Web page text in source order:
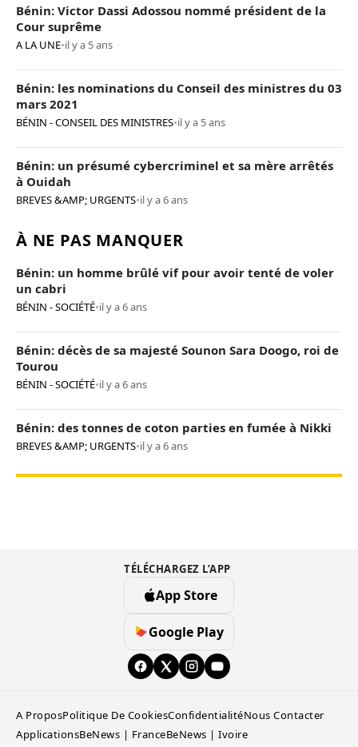
Bénin: Victor Dassi Adossou nommé président de la
Cour suprême
A LA UNE•il y a 5 ans
Bénin: les nominations du Conseil des ministres du 03
mars 2021
BÉNIN - CONSEIL DES MINISTRES•il y a 5 ans
Bénin: un présumé cybercriminel et sa mère arrêtés
à Ouidah
BREVES &AMP; URGENTS•il y a 6 ans
À NE PAS MANQUER
Bénin: un homme brûlé vif pour avoir tenté de voler
un cabri
BÉNIN - SOCIÉTÉ•il y a 6 ans
Bénin: décès de sa majesté Sounon Sara Doogo, roi de
Tourou
BÉNIN - SOCIÉTÉ•il y a 6 ans
Bénin: des tonnes de coton parties en fumée à Nikki
BREVES &AMP; URGENTS•il y a 6 ans
TÉLÉCHARGEZ L’APP
App Store
Google Play
A ProposPolitique De CookiesConfidentialitéNous Contacter
ApplicationsBeNews | FranceBeNews | Ivoire